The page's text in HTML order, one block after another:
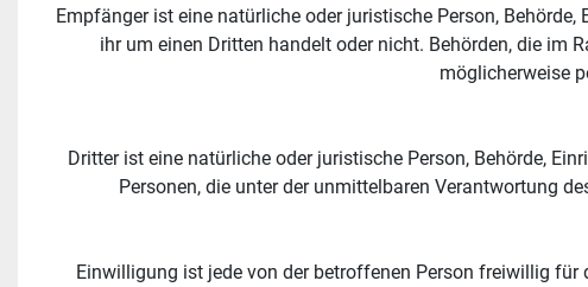
Empfänger ist eine natürliche oder juristische Person,
ihr um einen Dritten handelt oder nicht. Behörden, die im
möglicherweise
Dritter ist eine natürliche oder juristische Person, Behörde,
Personen, die unter der unmittelbaren Verantwortung
Einwilligung ist jede von der betroffenen Person freiwillig